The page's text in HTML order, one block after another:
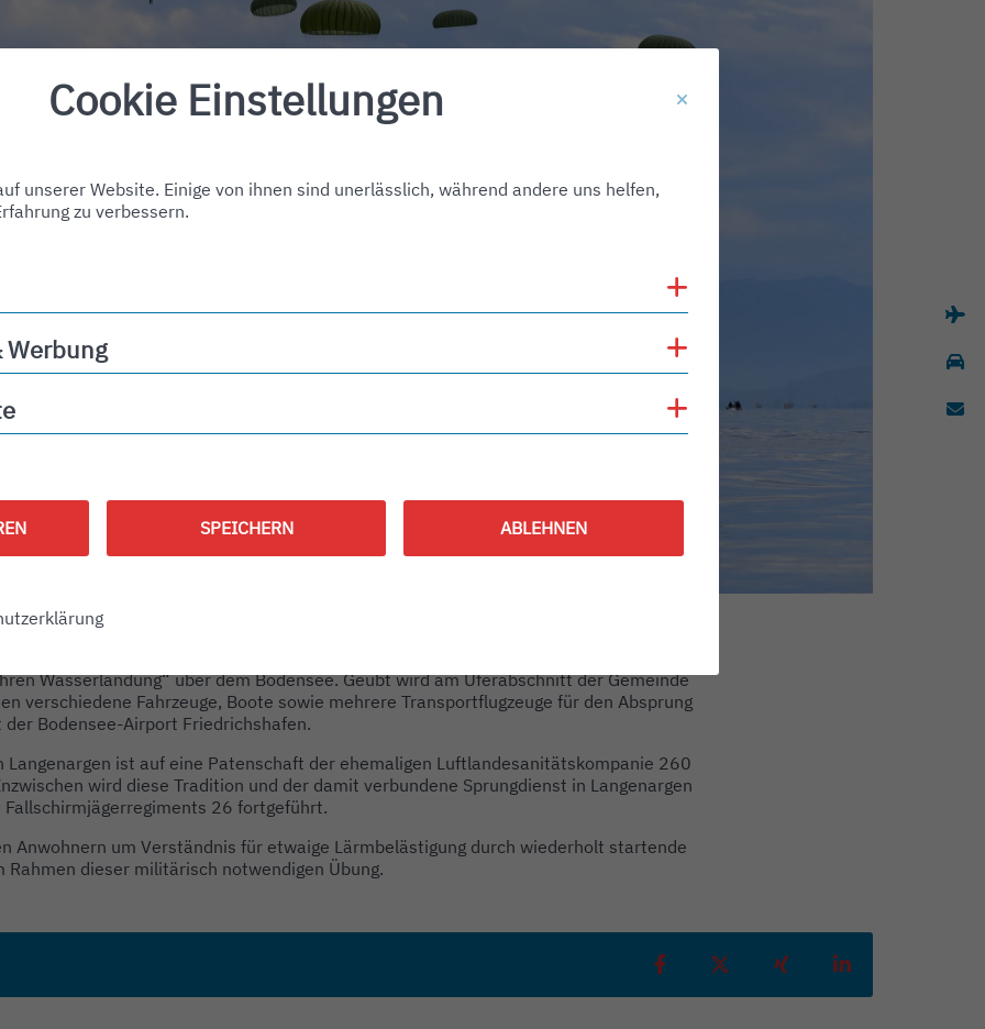
Wasserlandung“ über dem Bodensee. Geübt wird am Uferabschnitt der Gemeinde
verschiedene Fahrzeuge, Boote sowie mehrere Transportflugzeuge für den Absprung
Bodensee-Airport Friedrichshafen.
Langenargen ist auf eine Patenschaft der ehemaligen Luftlandesanitätskompanie 260
wird diese Tradition und der damit verbundene Sprungdienst in Langenargen
Fallschirmjägerregiments 26 fortgeführt.
Anwohnern um Verständnis für etwaige Lärmbelästigung durch wiederholt startende
Rahmen dieser militärisch notwendigen Übung.
Teilen auf Facebook
Teilen auf XTeilen auf Xing
Teilen auf
Cookie Einstellungen
unserer Website. Einige von ihnen sind unerlässlich, während andere uns helfen,
zu verbessern.
Werbung
Cookies anzeigen
SPEICHERN ABLEHNEN